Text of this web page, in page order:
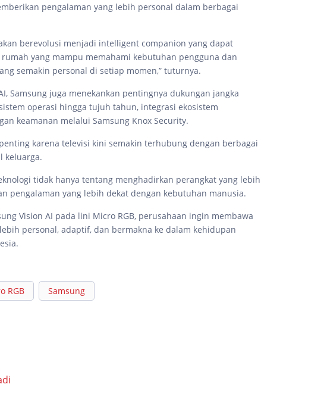
pengalaman yang lebih personal dalam berbagai
berevolusi menjadi intelligent companion yang dapat
yang mampu memahami kebutuhan pengguna dan
semakin personal di setiap momen,” tuturnya.
Samsung juga menekankan pentingnya dukungan jangka
operasi hingga tujuh tahun, integrasi ekosistem
keamanan melalui Samsung Knox Security.
karena televisi kini semakin terhubung dengan berbagai
keluarga.
tidak hanya tentang menghadirkan perangkat yang lebih
pengalaman yang lebih dekat dengan kebutuhan manusia.
Vision AI pada lini Micro RGB, perusahaan ingin membawa
personal, adaptif, dan bermakna ke dalam kehidupan
RGB Samsung